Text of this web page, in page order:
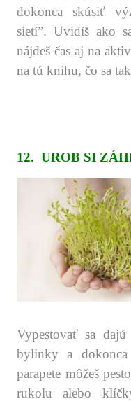
dokonca skúsiť
sietí”. Uvidíš ako
nájdeš čas aj na
na tú knihu, čo sa
12. UROB SI
Vypestovať sa dajú
bylinky a
parapete môžeš
rukolu alebo